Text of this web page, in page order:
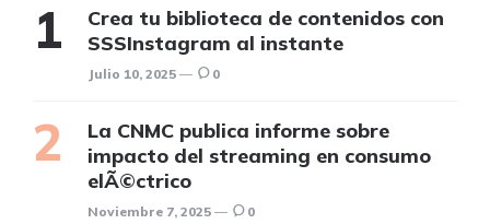
Crea tu biblioteca de contenidos con
SSSInstagram al instante
Julio 10, 2025 0
La CNMC publica informe sobre
impacto del streaming en consumo
elÃ©ctrico
Noviembre 7, 2025 0